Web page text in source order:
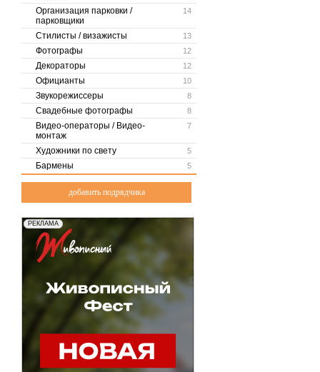
14
Организация парковки /
парковщики
13
Стилисты / визажисты
12
Фотографы
12
Декораторы
10
Официанты
8
Звукорежиссеры
8
Свадебные фотографы
7
Видео-операторы / Видео-
монтаж
5
Художники по свету
5
Бармены
добавить подрядчика